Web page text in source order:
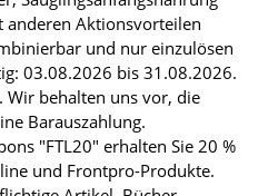
anderen Aktionsvorteilen
und nur einzulösen
03.08.2026 bis 31.08.2026.
Wir behalten uns vor, die
Barauszahlung.
"FTL20" erhalten Sie 20 %
und Frontpro-Produkte.